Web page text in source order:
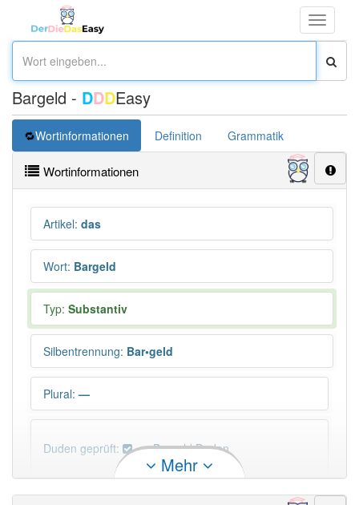
Toggle
Bargeld - DDDEasy
Wortinformationen Definition Grammatik
Wortinformationen
Artikel: das
Wort: Bargeld
Typ: Substantiv
Silbentrennung: Bar•geld
Plural: —
Duden geprüft: Bargeld Duden
Mehr